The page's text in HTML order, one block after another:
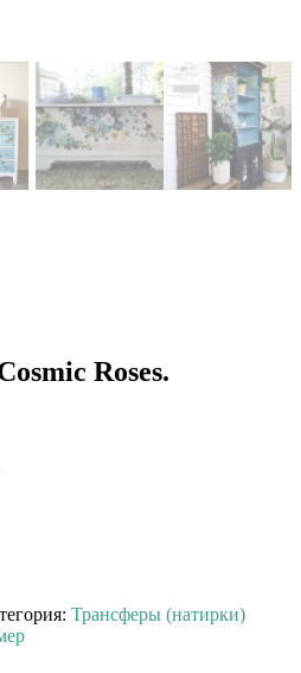
Roses.
⠀⠀
Трансферы (натирки)